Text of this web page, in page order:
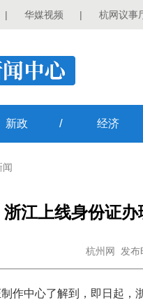
| 华媒视频 | 杭网议事
新政 / 经济
闻
浙江上线身份证
杭州网 发
作中心了解到，即日起，